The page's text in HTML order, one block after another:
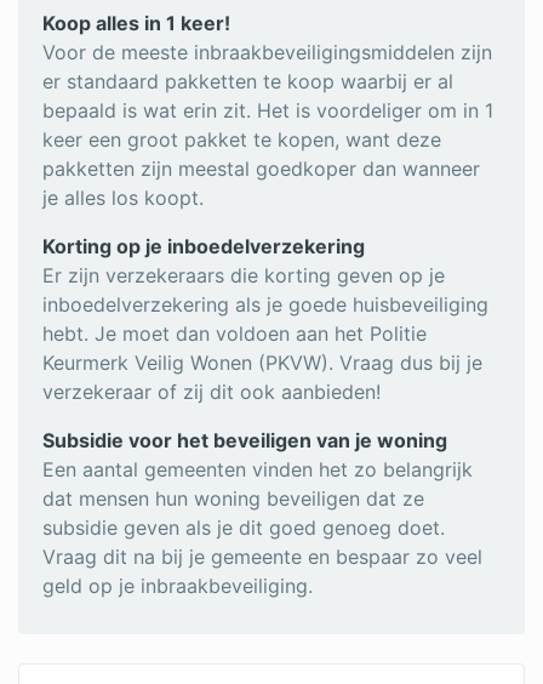
Koop alles in 1 keer!
Voor de meeste inbraakbeveiligingsmiddelen zijn
er standaard pakketten te koop waarbij er al
bepaald is wat erin zit. Het is voordeliger om in 1
keer een groot pakket te kopen, want deze
pakketten zijn meestal goedkoper dan wanneer
je alles los koopt.
Korting op je inboedelverzekering
Er zijn verzekeraars die korting geven op je
inboedelverzekering als je goede huisbeveiliging
hebt. Je moet dan voldoen aan het Politie
Keurmerk Veilig Wonen (PKVW). Vraag dus bij je
verzekeraar of zij dit ook aanbieden!
Subsidie voor het beveiligen van je woning
Een aantal gemeenten vinden het zo belangrijk
dat mensen hun woning beveiligen dat ze
subsidie geven als je dit goed genoeg doet.
Vraag dit na bij je gemeente en bespaar zo veel
geld op je inbraakbeveiliging.